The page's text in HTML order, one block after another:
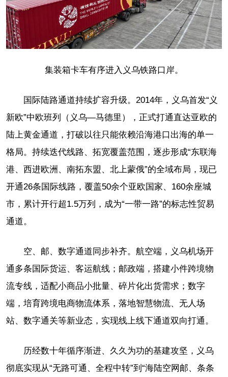
集装箱卡车有序进入义乌铁路口岸。
国际陆路通道持续扩容升级。2014年，义乌首发“义
新欧”中欧班列（义乌—马德里），正式打通直达亚欧的
陆上黄金通道，打破以往只能依赖沿海港口出海的单一
格局。持续迭代线路、拓宽覆盖范围，逐步形成“东联海
港、西进欧洲、南拓东盟、北上蒙俄”的全域布局，现已
开通26条国际线路，覆盖50余个亚欧国家、160余座城
市，累计开行超1.5万列，成为“一带一路”的标志性贸易
通道。
空、邮、数字通道同步补齐。航空端，义乌机场开
通多条国际货运、客运航线；邮政端，搭建小件跨境物
流专线，适配小商品小批量、碎片化出货需求；数字
端，培育跨境电商物流体系，落地智慧物流、无人场
站、数字通关等新业态，实现线上线下通道双向打通。
历经数十年循序渐进、久久为功的基建攻坚，义乌
彻底实现从“无路可通、全程中转”到“海陆空网邮、条条